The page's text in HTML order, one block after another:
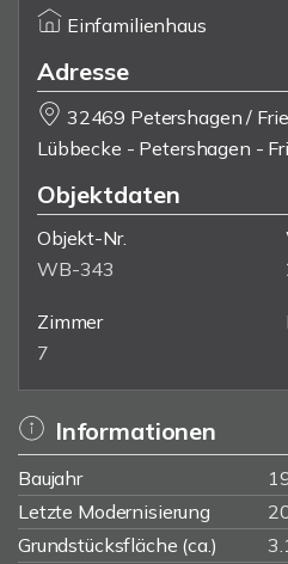
Einfamilienhaus
Adresse
32469 Petershagen /
Lübbecke - Petershagen -
Objektdaten
Objekt-Nr.
WB-343
Zimmer
7
Informationen
Baujahr
Letzte Modernisierung
Grundstücksfläche (ca.)